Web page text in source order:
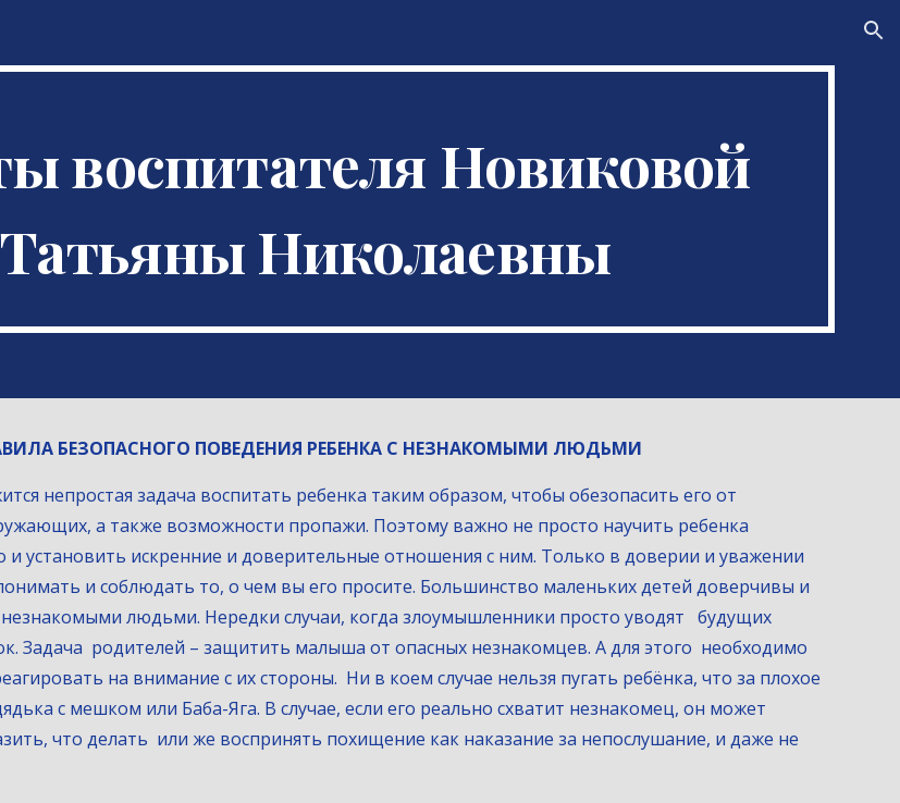
воспитателя Новиковой
Татьяны Николаевны
БЕЗОПАСНОГО ПОВЕДЕНИЯ РЕБЕНКА С НЕЗНАКОМЫМИ ЛЮДЬМИ
а также возможности пропажи. Поэтому важно не просто научить ребенка
установить искренние и доверительные отношения с ним. Только в доверии и уважении
и соблюдать то, о чем вы его просите. Большинство маленьких детей доверчивы и
незнакомыми людьми. Нередки случаи, когда злоумышленники просто уводят   будущих
Задача  родителей – защитить малыша от опасных незнакомцев. А для этого  необходимо
на внимание с их стороны.  Ни в коем случае нельзя пугать ребёнка, что за плохое
с мешком или Баба-Яга. В случае, если его реально схватит незнакомец, он может
что делать  или же воспринять похищение как наказание за непослушание, и даже не